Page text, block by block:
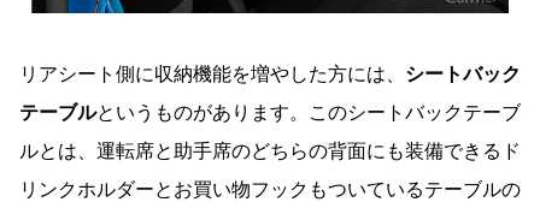
リアシート側に収納機能を増やした方には、 シートバック
テーブルというものがあります。このシートバックテーブ
ルとは、運転席と助手席のどちらの背面にも装備できるド
リンクホルダーとお買い物フックもついているテーブルの